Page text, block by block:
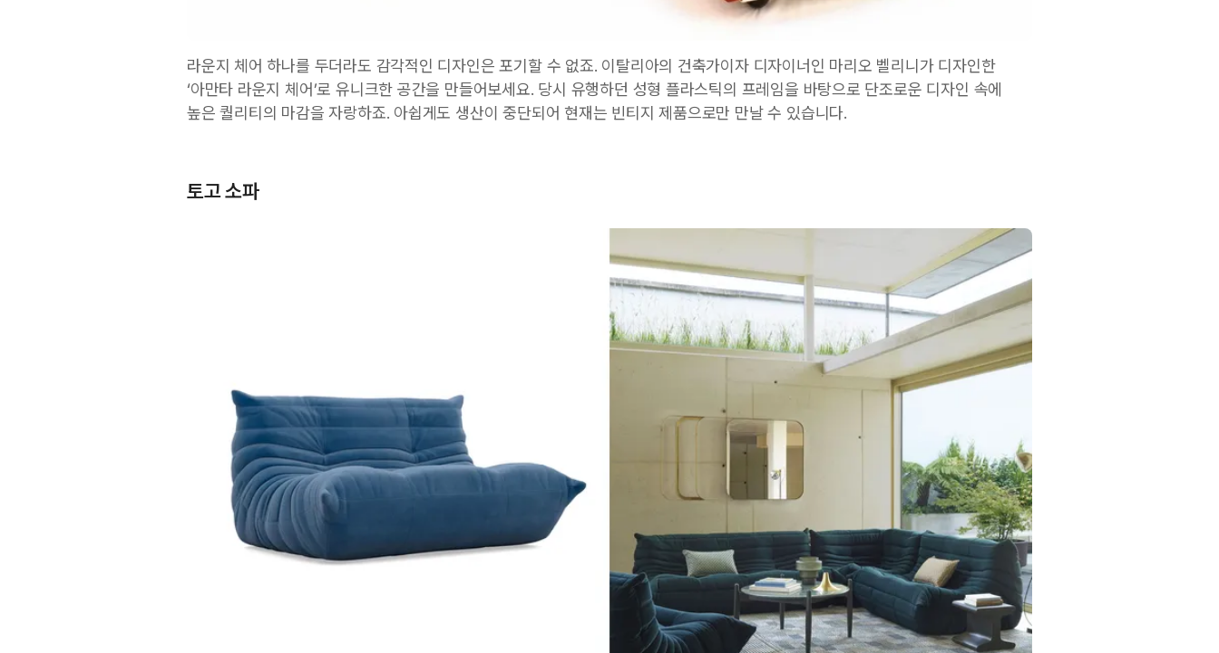
라운지 체어 하나를 두더라도 감각적인 디자인은 포기할 수 없죠. 이탈리아의 건축가이자 디자이너인 마리오 벨리니가 디자인한
‘아만타 라운지 체어’로 유니크한 공간을 만들어보세요. 당시 유행하던 성형 플라스틱의 프레임을 바탕으로 단조로운 디자인 속에
높은 퀄리티의 마감을 자랑하죠. 아쉽게도 생산이 중단되어 현재는 빈티지 제품으로만 만날 수 있습니다.
토고 소파